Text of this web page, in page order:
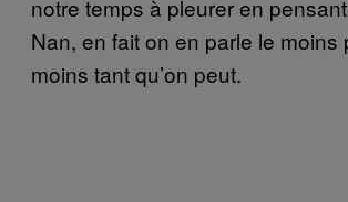
notre temps à pleurer en
Nan, en fait on en parle le moins
moins tant qu’on peut.